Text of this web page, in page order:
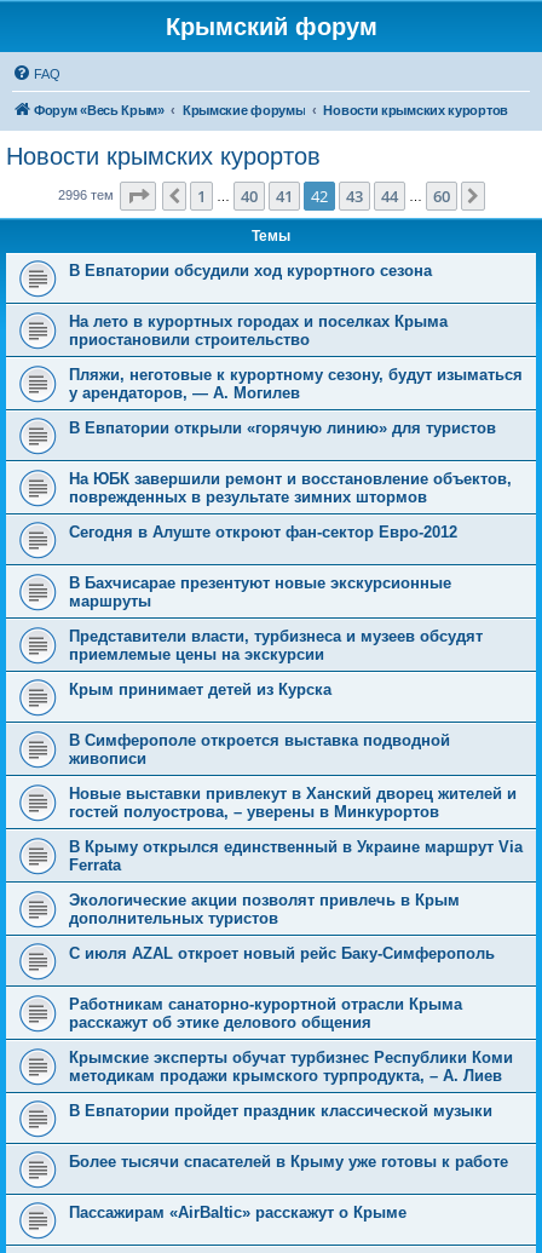
Крымский форум
FAQ
Форум «Весь Крым» Крымские форумы Новости крымских курортов
Новости крымских курортов
2996 тем Страница 42из 60
Пред.
1 40 41 42 43 44 60
Темы
В Евпатории обсудили ход курортного сезона
На лето в курортных городах и поселках Крыма
приостановили строительство
Пляжи, неготовые к курортному сезону, будут изыматься
у арендаторов, — А. Могилев
В Евпатории открыли «горячую линию» для туристов
На ЮБК завершили ремонт и восстановление объектов,
поврежденных в результате зимних штормов
Сегодня в Алуште откроют фан-сектор Евро-2012
В Бахчисарае презентуют новые экскурсионные
маршруты
Представители власти, турбизнеса и музеев обсудят
приемлемые цены на экскурсии
Крым принимает детей из Курска
В Симферополе откроется выставка подводной
живописи
Новые выставки привлекут в Ханский дворец жителей и
гостей полуострова, – уверены в Минкурортов
В Крыму открылся единственный в Украине маршрут Via
Ferrata
Экологические акции позволят привлечь в Крым
дополнительных туристов
С июля AZAL откроет новый рейс Баку-Симферополь
Работникам санаторно-курортной отрасли Крыма
расскажут об этике делового общения
Крымские эксперты обучат турбизнес Республики Коми
методикам продажи крымского турпродукта, – А. Лиев
В Евпатории пройдет праздник классической музыки
Более тысячи спасателей в Крыму уже готовы к работе
Пассажирам «AirBaltic» расскажут о Крыме